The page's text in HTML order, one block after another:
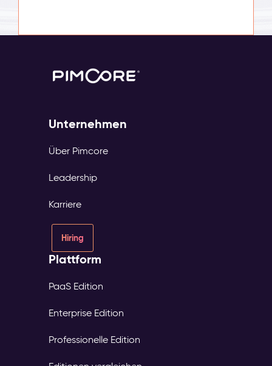
Unternehmen
Über Pimcore
Leadership
Karriere
Hiring
Plattform
PaaS Edition
Enterprise Edition
Professionelle Edition